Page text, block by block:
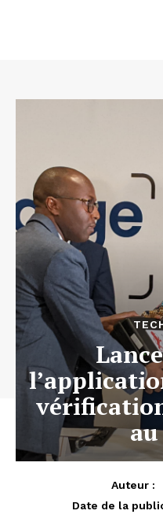
Auteur :
Date de la